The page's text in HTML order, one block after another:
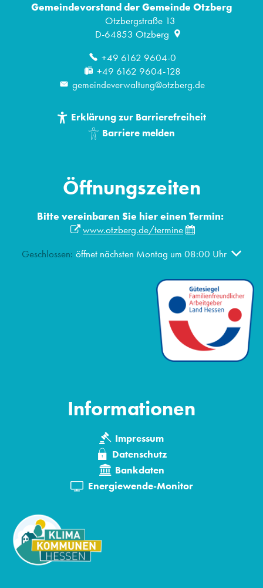
Gemeindevorstand der Gemeinde Otzberg
Otzbergstraße 13
D-64853 Otzberg
+49 6162 9604-0
+49 6162 9604-128
gemeindeverwaltung@otzberg.de
Erklärung zur Barrierefreiheit
Barriere melden
Öffnungszeiten
Bitte vereinbaren Sie hier einen Termin:
www.otzberg.de/termine
Klicken, um weitere Öffnungs- oder Schließzeiten
Geschlossen: öffnet nächsten Montag um 08:00 Uhr
Informationen
Impressum
Datenschutz
Bankdaten
Energiewende-Monitor